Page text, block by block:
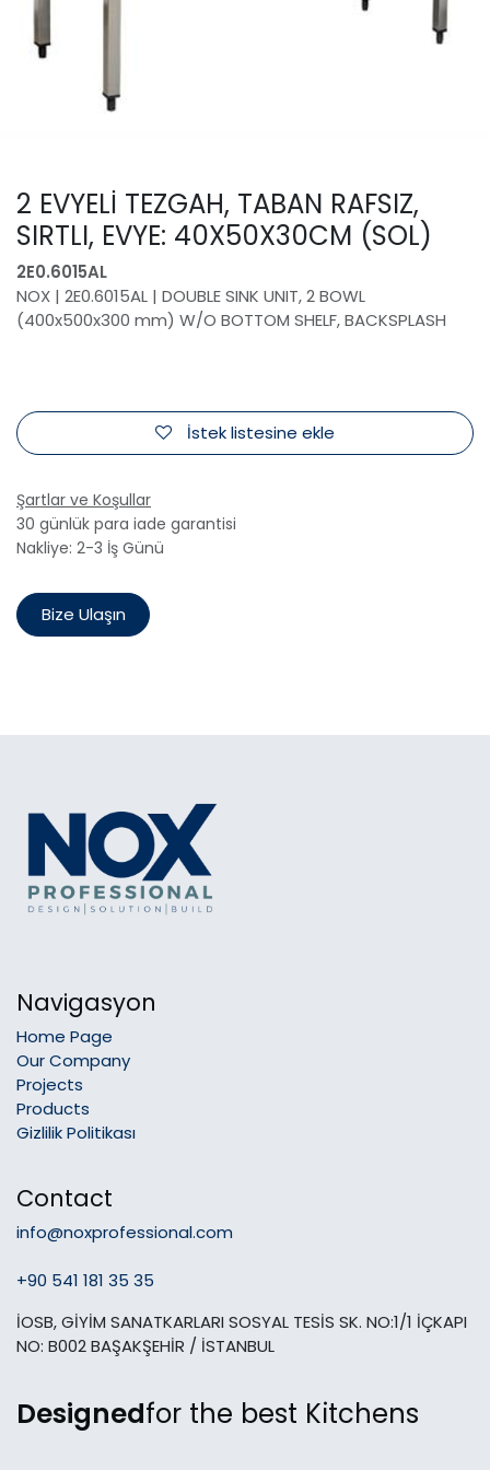
2 EVYELİ TEZGAH, TABAN RAFSIZ,
SIRTLI, EVYE: 40X50X30CM (SOL)
2E0.6015AL
NOX | 2E0.6015AL | DOUBLE SINK UNIT, 2 BOWL
(400x500x300 mm) W/O BOTTOM SHELF, BACKSPLASH
İstek listesine ekle
Şartlar ve Koşullar
30 günlük para iade garantisi
Nakliye: 2-3 İş Günü
Bize Ulaşın
Navigasyon
Home Page
Our Company
Projects
Products
Gizlilik Politikası
Designedfor the best Kitchens
Contact
info@noxprofessional.com
+90 541 181 35 35
İOSB, GİYİM SANATKARLARI SOSYAL TESİS SK. NO:1/1 İÇKAPI
NO: B002 BAŞAKŞEHİR / İSTANBUL